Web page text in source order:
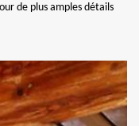
de plus amples détails